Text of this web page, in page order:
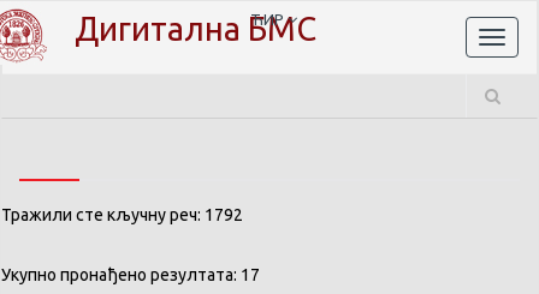
Дигитална БМС
ЋИР
Тражили сте кључну реч: 1792
Укупно пронађено резултата: 17